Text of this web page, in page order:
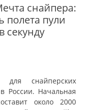
снайпера:
полета пули
секунду
для снайперских
России. Начальная
около 2000